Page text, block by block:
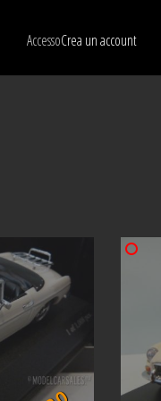
AccessoCrea un account